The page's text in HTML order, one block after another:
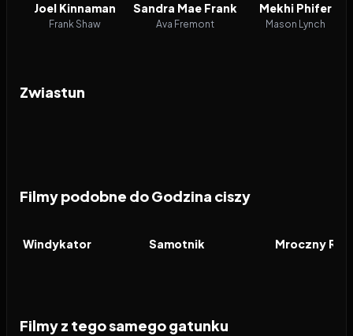
Joel Kinnaman
Frank Shaw
Sandra Mae Frank
Ava Fremont
Mekhi Phifer
Mason Lynch
Zwiastun
Filmy podobne do Godzina ciszy
FILM
Windykator FILM
Samotnik FILM
Mroczny
Filmy z tego samego gatunku